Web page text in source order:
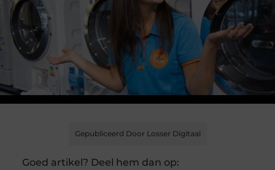
Gepubliceerd Door Losser Digitaal
Goed artikel? Deel hem dan op: